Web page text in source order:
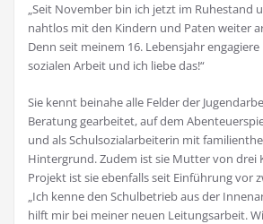
„Seit November bin ich jetzt im Ruhestand
nahtlos mit den Kindern und Paten weiter
Denn seit meinem 16. Lebensjahr
sozialen Arbeit und ich liebe das!“
Sie kennt beinahe alle Felder der
Beratung gearbeitet, auf dem
und als Schulsozialarbeiterin mit
Hintergrund. Zudem ist sie Mutter von drei
Projekt ist sie ebenfalls seit Einführung vor
„Ich kenne den Schulbetrieb aus der
hilft mir bei meiner neuen Leitungsarbeit.